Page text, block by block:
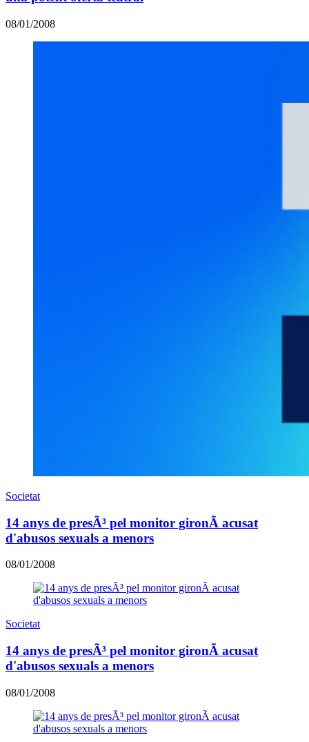
08/01/2008
Societat
14 anys de presÃ³ pel monitor gironÃ­ acusat
d'abusos sexuals a menors
08/01/2008
Societat
14 anys de presÃ³ pel monitor gironÃ­ acusat
d'abusos sexuals a menors
08/01/2008